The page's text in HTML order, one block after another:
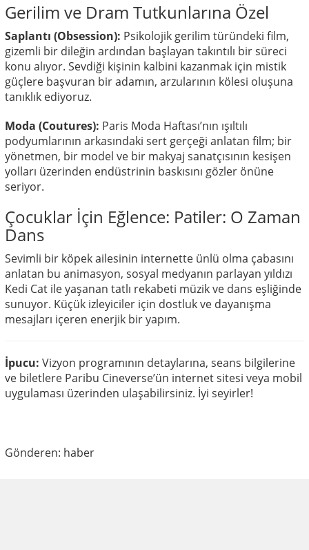
Gerilim ve Dram Tutkunlarına Özel
Saplantı (Obsession): Psikolojik gerilim türündeki film,
gizemli bir dileğin ardından başlayan takıntılı bir süreci
konu alıyor. Sevdiği kişinin kalbini kazanmak için mistik
güçlere başvuran bir adamın, arzularının kölesi oluşuna
tanıklık ediyoruz.
Moda (Coutures): Paris Moda Haftası’nın ışıltılı
podyumlarının arkasındaki sert gerçeği anlatan film; bir
yönetmen, bir model ve bir makyaj sanatçısının kesişen
yolları üzerinden endüstrinin baskısını gözler önüne
seriyor.
Çocuklar İçin Eğlence: Patiler: O Zaman
Dans
Sevimli bir köpek ailesinin internette ünlü olma çabasını
anlatan bu animasyon, sosyal medyanın parlayan yıldızı
Kedi Cat ile yaşanan tatlı rekabeti müzik ve dans eşliğinde
sunuyor. Küçük izleyiciler için dostluk ve dayanışma
mesajları içeren enerjik bir yapım.
İpucu: Vizyon programının detaylarına, seans bilgilerine
ve biletlere Paribu Cineverse’ün internet sitesi veya mobil
uygulaması üzerinden ulaşabilirsiniz. İyi seyirler!
Gönderen: haber